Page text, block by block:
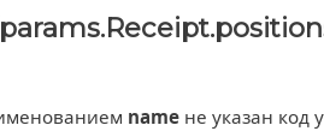
name не указан код